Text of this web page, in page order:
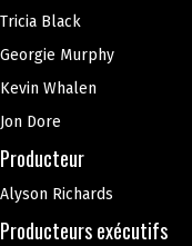
Tricia Black
Georgie Murphy
Kevin Whalen
Jon Dore
Producteur
Alyson Richards
Producteurs exécutifs